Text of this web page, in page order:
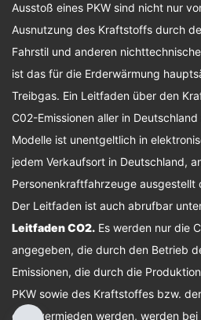
Ausstoß eines PKW sind nicht nur
Ausnutzung des Kraftstoffs durch
Fahrstil und anderen
ist das für die Erderwärmung
Treibgas. Ein Leitfaden über den
C02-Emissionen aller in
Modelle ist unentgeltlich in
jedem Verkaufsort in Deutschland,
Personenkraftfahrzeuge ausgestellt
Der Leitfaden ist auch abrufbar
Leitfaden CO2. Es werden nur die
angegeben, die durch den Betrieb
Emissionen, die durch die
PKW sowie des Kraftstoffes bzw.
oder vermieden werden, werden